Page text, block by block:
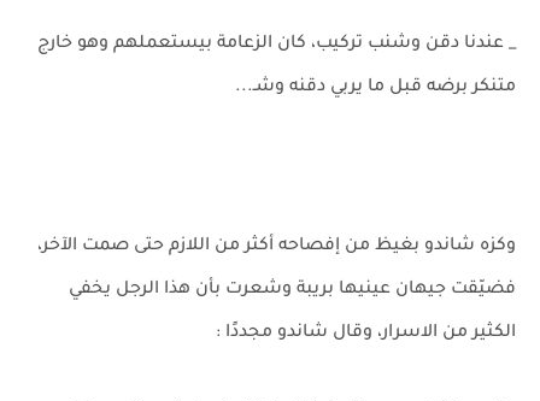
_ عندنا دقن وشنب تركيب، كان الزعامة بيستعملهم وهو خارج
متنكر برضه قبل ما يربي دقنه وشـ...
وكزه شاندو بغيظ من إفصاحه أكثر من اللازم حتى صمت الآخر،
فضيّقت جيهان عينيها بريبة وشعرت بأن هذا الرجل يخفي
الكثير من الاسرار، وقال شاندو مجددًا :